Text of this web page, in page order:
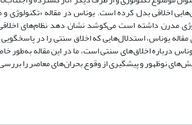
اخلاقی بدل کرده است. یوناس در مقاله «تکنولوژی و
مدرن داشته است می‌کوشد نشان دهد نظام‌‌های
یوناس، استدلال‌هایی که اخلاق سنتی را در
درباره اخلاق‌‌های سنتی است، ما در این مقاله به‌طور
نوظهور و پیشگیری از وقوع بحران‌‌های معاصر را